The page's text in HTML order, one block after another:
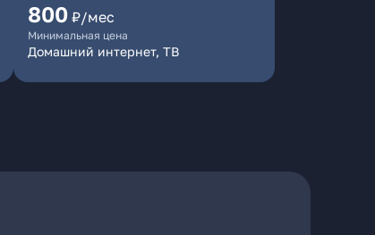
800 ₽/мес
Минимальная цена
Домашний интернет, ТВ